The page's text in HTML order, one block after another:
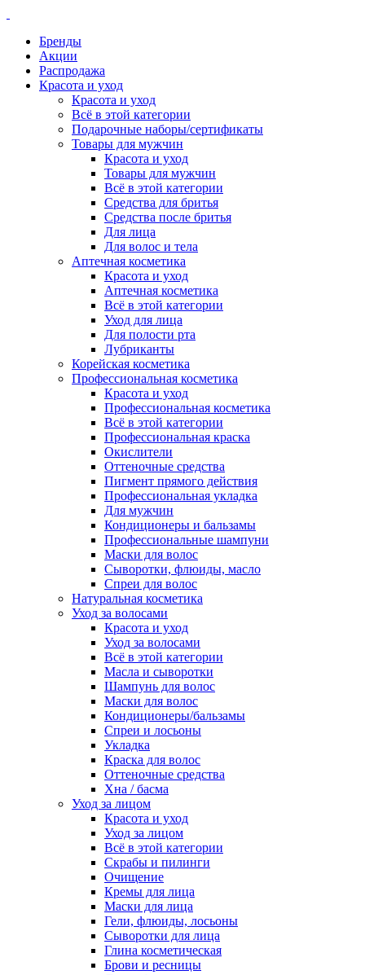
Бренды
Акции
Распродажа
Красота и уход
Красота и уход
Всё в этой категории
Подарочные наборы/сертификаты
Товары для мужчин
Красота и уход
Товары для мужчин
Всё в этой категории
Средства для бритья
Средства после бритья
Для лица
Для волос и тела
Аптечная косметика
Красота и уход
Аптечная косметика
Всё в этой категории
Уход для лица
Для полости рта
Лубриканты
Корейская косметика
Профессиональная косметика
Красота и уход
Профессиональная косметика
Всё в этой категории
Профессиональная краска
Окислители
Оттеночные средства
Пигмент прямого действия
Профессиональная укладка
Для мужчин
Кондиционеры и бальзамы
Профессиональные шампуни
Маски для волос
Сыворотки, флюиды, масло
Спреи для волос
Натуральная косметика
Уход за волосами
Красота и уход
Уход за волосами
Всё в этой категории
Масла и сыворотки
Шампунь для волос
Маски для волос
Кондиционеры/бальзамы
Спреи и лосьоны
Укладка
Краска для волос
Оттеночные средства
Хна / басма
Уход за лицом
Красота и уход
Уход за лицом
Всё в этой категории
Скрабы и пилинги
Очищение
Кремы для лица
Маски для лица
Гели, флюиды, лосьоны
Сыворотки для лица
Глина косметическая
Брови и ресницы